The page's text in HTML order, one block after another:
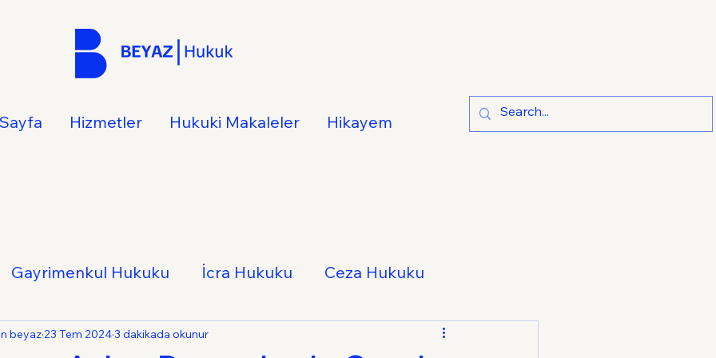
Hizmetler Hukuki Makaleler Hikayem
Gayrimenkul Hukuku İcra Hukuku Ceza Hukuku
İş Hukuku Ticaret Hukuku
beyaz 23 Tem 20243 dakikada okunur